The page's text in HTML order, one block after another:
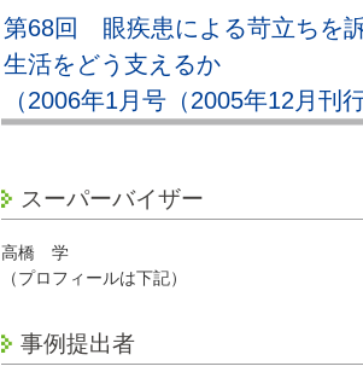
第68回 眼疾患による苛立ちを
生活をどう支えるか
（2006年1月号（2005年12月刊
スーパーバイザー
高橋 学
（プロフィールは下記）
事例提出者